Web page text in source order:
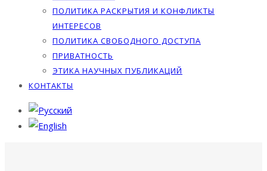
ПОЛИТИКА РАСКРЫТИЯ И КОНФЛИКТЫ
ИНТЕРЕСОВ
ПОЛИТИКА СВОБОДНОГО ДОСТУПА
ПРИВАТНОСТЬ
ЭТИКА НАУЧНЫХ ПУБЛИКАЦИЙ
КОНТАКТЫ